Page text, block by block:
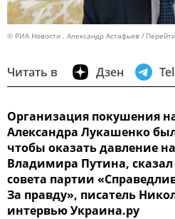
© РИА Новости . Александр Астафьев
Читать в Дзен
Организация покушения
Александра Лукашенко
чтобы оказать давление
Владимира Путина,
совета партии
За правду», писатель
интервью Украина.ру